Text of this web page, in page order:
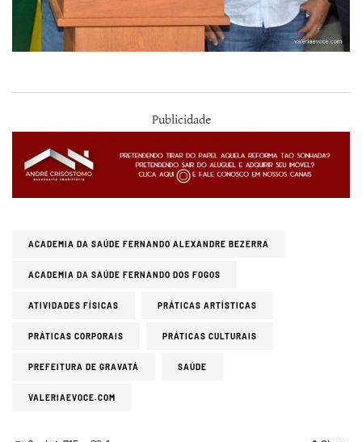
Publicidade
ACADEMIA DA SAÚDE FERNANDO ALEXANDRE BEZERRA
ACADEMIA DA SAÚDE FERNANDO DOS FOGOS
ATIVIDADES FÍSICAS PRÁTICAS ARTÍSTICAS
PRÁTICAS CORPORAIS PRÁTICAS CULTURAIS
PREFEITURA DE GRAVATÁ SAÚDE
VALERIAEVOCE.COM